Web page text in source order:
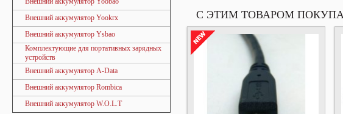
Внешний аккумулятор Yookrx
Внешний аккумулятор Ysbao
Комплектующие для портативных зарядных
устройств
Внешний аккумулятор A-Data
Внешний аккумулятор Rombica
Внешний аккумулятор W.O.L.T
С ЭТИМ ТОВАРОМ